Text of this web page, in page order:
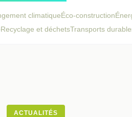
climatiqueÉco-construction
Recyclage et déchetsTransports
ACTUALITÉS